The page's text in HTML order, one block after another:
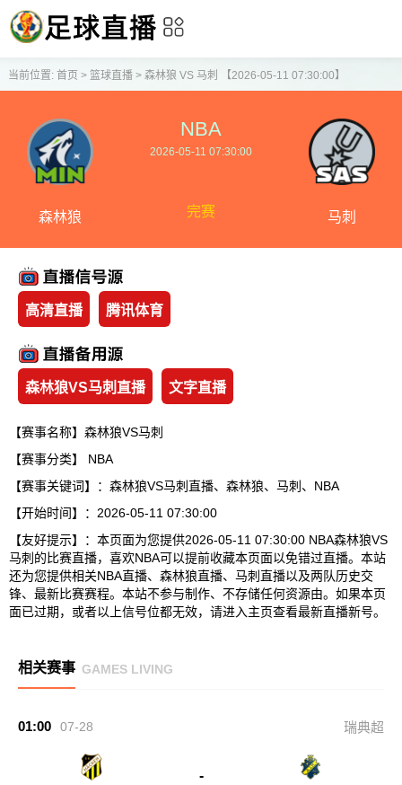
当前位置: 首页 > 篮球直播> 森林狼 VS 马刺 【2026-05-11 07:30:00】
森林狼
NBA
2026-05-11 07:30:00
完赛 马刺
高清直播 腾讯体育
森林狼VS马刺直播 文字直播
【赛事名称】森林狼VS马刺
【赛事分类】 NBA
【赛事关键词】：森林狼VS马刺直播、森林狼、马刺、NBA
【开始时间】：2026-05-11 07:30:00
【友好提示】：本页面为您提供2026-05-11 07:30:00 NBA森林狼VS
马刺的比赛直播，喜欢NBA可以提前收藏本页面以免错过直播。本站
还为您提供相关NBA直播、森林狼直播、马刺直播以及两队历史交
锋、最新比赛赛程。本站不参与制作、不存储任何资源由。如果本页
面已过期，或者以上信号位都无效，请进入主页查看最新直播新号。
相关赛事 GAMES LIVING
01:00 07-28 瑞典超
-